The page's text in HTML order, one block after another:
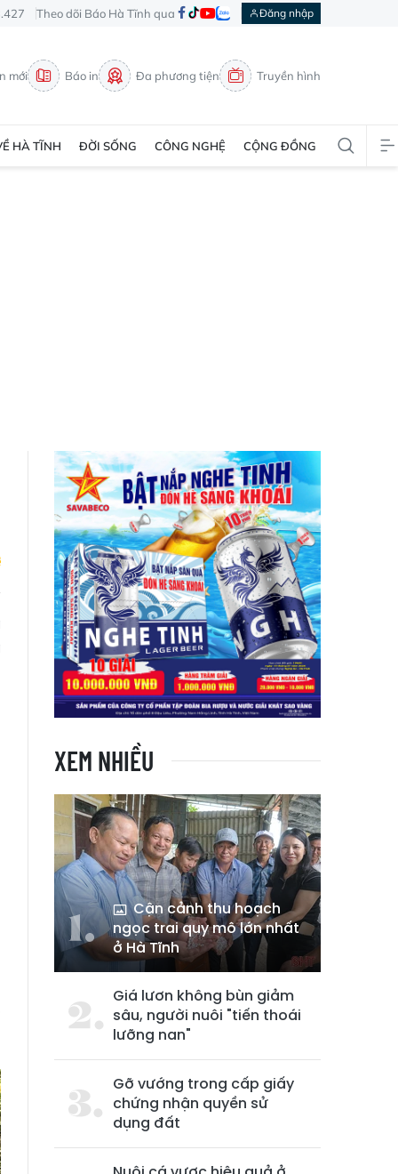
Theo dõi Báo Hà Tĩnh qua Đăng nhập
mới Báo in Đa phương tiện Truyền hình
HÀ TĨNH ĐỜI SỐNG CÔNG NGHỆ CỘNG ĐỒNG
XEM NHIỀU
Cận cảnh thu hoạch
ngọc trai quy mô lớn nhất
ở Hà Tĩnh
Giá lươn không bùn giảm
sâu, người nuôi "tiến thoái
lưỡng nan"
Gỡ vướng trong cấp giấy
chứng nhận quyền sử
dụng đất